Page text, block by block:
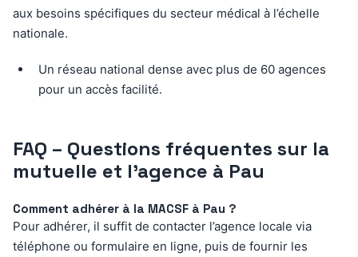
aux besoins spécifiques du secteur médical à l’échelle
nationale.
Un réseau national dense avec plus de 60 agences
pour un accès facilité.
FAQ – Questions fréquentes sur la
mutuelle et l’agence à Pau
Comment adhérer à la MACSF à Pau ?
Pour adhérer, il suffit de contacter l’agence locale via
téléphone ou formulaire en ligne, puis de fournir les